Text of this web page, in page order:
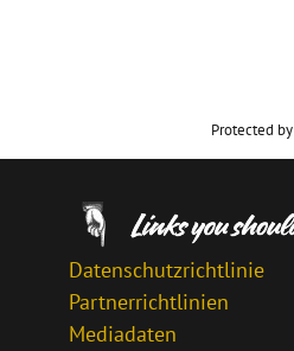
Protected by
Datenschutzrichtlinie
Partnerrichtlinien
Mediadaten